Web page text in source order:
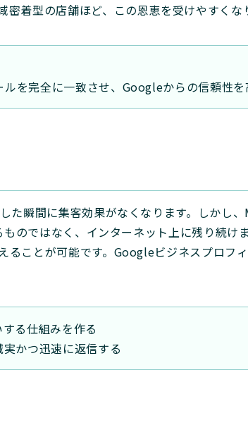
着型の店舗ほど、この恩恵を受けやすくな
を完全に一致させ、Googleからの信頼性を
瞬間に集客効果がなくなります。しかし、
のではなく、インターネット上に残り続けま
ることが可能です。Googleビジネスプロフ
る仕組みを作る
かつ迅速に返信する